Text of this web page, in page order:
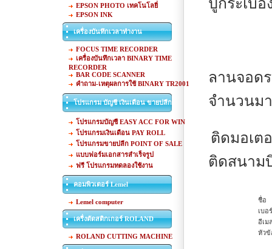
EPSON PHOTO เทคโนโลยี่
EPSON INK
เครื่องบันทึกเวลาทำงาน
FOCUS TIME RECORDER
เครื่องบันทึกเวลา BINARY TIME
RECORDER
BAR CODE SCANNER
คำถาม-เหตุผลการใช้ BINARY TR2001
โปรแกรม บัญชี เงินเดือน ขายปลีก
โปรแกรมบัญชี EASY ACC FOR WIN
โปรแกรมเงินเดือน PAY ROLL
โปรแกรมขายปลีก POINT OF SALE
แบบฟอร์มเอกสารสำเร็จรูป
ฟรี โปรแกรมทดลองใช้งาน
คอมพิวเตอร์ Lemel
Lemel computer
เครื่งตัดสติกเกอร์ ROLAND
ROLAND CUTTING MACHINE
ปูกระเบื้อ
ลานจอด
จำนวนม
ติดมอเต
ติดสนาม
ชื่อ
เบอ
อีเม
หัวข้